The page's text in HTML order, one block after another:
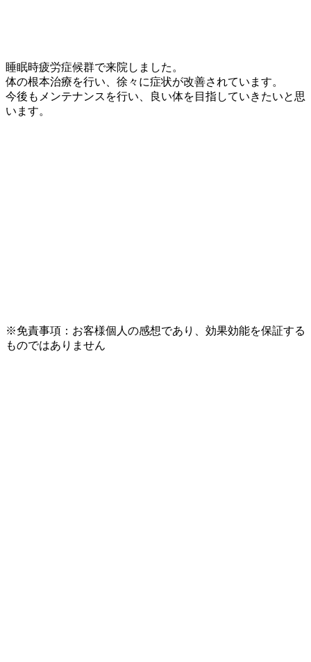
睡眠時疲労症候群で来院しました。
体の根本治療を行い、徐々に症状が改善されています。
今後もメンテナンスを行い、良い体を目指していきたいと思
います。
※免責事項：お客様個人の感想であり、効果効能を保証する
ものではありません